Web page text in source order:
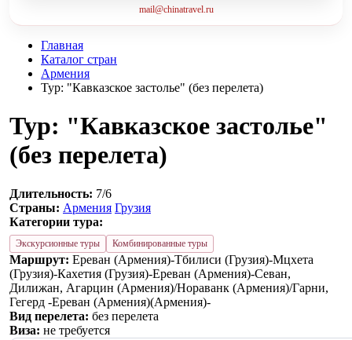
mail@chinatravel.ru
Главная
Каталог стран
Армения
Тур: "Кавказское застолье" (без перелета)
Тур: "Кавказское застолье"
(без перелета)
Длительность: 7/6
Страны: Армения Грузия
Категории тура:
Экскурсионные туры Комбинированные туры
Маршрут: Ереван (Армения)-Тбилиси (Грузия)-Мцхета
(Грузия)-Кахетия (Грузия)-Ереван (Армения)-Севан,
Дилижан, Агарцин (Армения)/Нораванк (Армения)/Гарни,
Гегерд -Ереван (Армения)(Армения)-
Вид перелета: без перелета
Виза: не требуется